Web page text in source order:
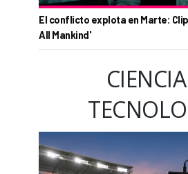
El conflicto explota en Marte:
All Mankind'